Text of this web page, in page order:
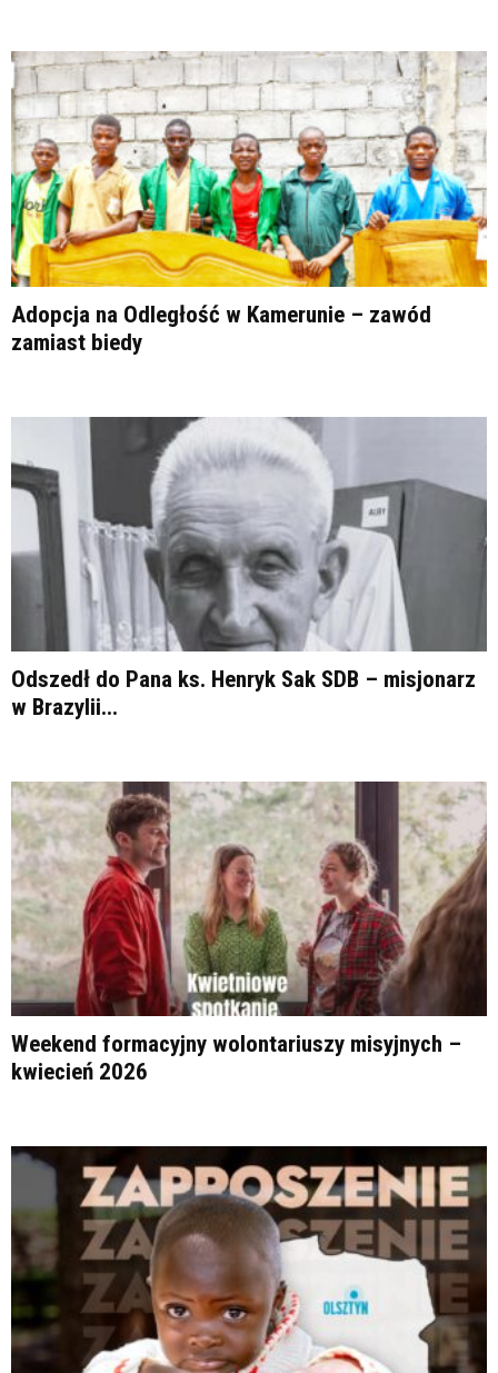
Adopcja na Odległość w Kamerunie – zawód
zamiast biedy
Odszedł do Pana ks. Henryk Sak SDB – misjonarz
w Brazylii...
Weekend formacyjny wolontariuszy misyjnych –
kwiecień 2026